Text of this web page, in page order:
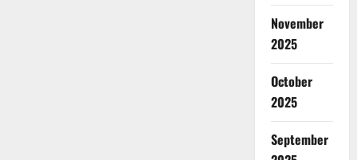
November
2025
October
2025
September